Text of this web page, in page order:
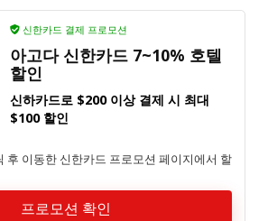
신한카드 결제 프로모션
아고다 신한카드 7~10% 호텔
할인
신하카드로 $200 이상 결제 시 최대
$100 할인
후 이동한 신한카드 프로모션 페이지에서 할
프로모션 확인